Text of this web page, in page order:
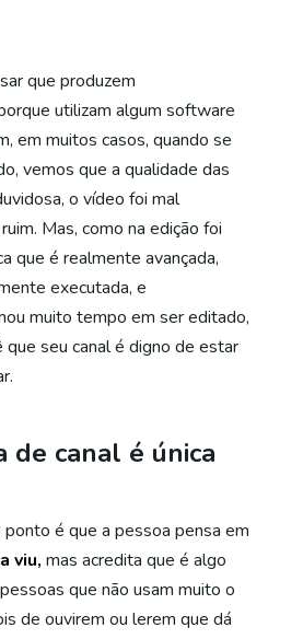
que produzem
utilizam algum software
em muitos casos, quando se
vemos que a qualidade das
o vídeo foi mal
Mas, como na edição foi
que é realmente avançada,
executada, e
muito tempo em ser editado,
que seu canal é digno de estar
de canal é única
ponto é que a pessoa pensa em
viu, mas acredita que é algo
que não usam muito o
de ouvirem ou lerem que dá